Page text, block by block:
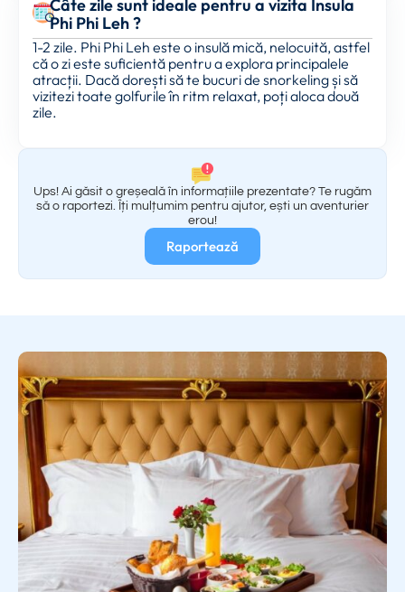
Câte zile sunt ideale pentru a vizita Insula
Phi Phi Leh ?
1-2 zile. Phi Phi Leh este o insulă mică, nelocuită, astfel
că o zi este suficientă pentru a explora principalele
atracții. Dacă dorești să te bucuri de snorkeling și să
vizitezi toate golfurile în ritm relaxat, poți aloca două
zile.
Ups! Ai găsit o greșeală în informațiile prezentate? Te rugăm
să o raportezi. Îți mulțumim pentru ajutor, ești un aventurier
erou!
Raportează